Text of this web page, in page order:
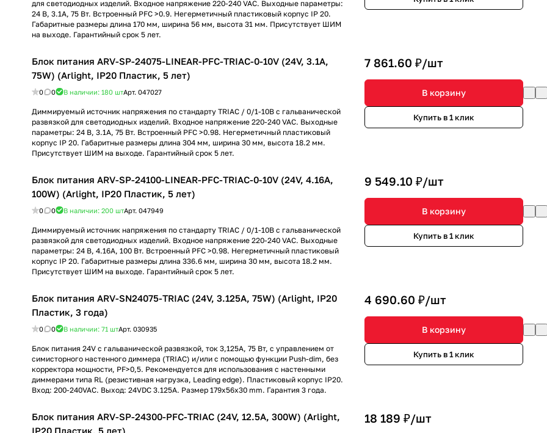
для светодиодных изделий. Входное напряжение 220-240 VAC. Выходные параметры:
24 В, 3.1А, 75 Вт. Встроенный PFC >0.9. Негерметичный пластиковый корпус IP 20.
Габаритные размеры длина 170 мм, ширина 56 мм, высота 31 мм. Присутствует ШИМ
на выходе. Гарантийный срок 5 лет.
Блок питания ARV-SP-24075-LINEAR-PFC-TRIAC-0-10V (24V, 3.1A,
75W) (Arlight, IP20 Пластик, 5 лет)
0 0 В наличии: 180 штАрт. 047027
Диммируемый источник напряжения по стандарту TRIAC / 0/1-10В с гальванической
развязкой для светодиодных изделий. Входное напряжение 220-240 VAC. Выходные
параметры: 24 В, 3.1А, 75 Вт. Встроенный PFC >0.98. Негерметичный пластиковый
корпус IP 20. Габаритные размеры длина 304 мм, ширина 30 мм, высота 18.2 мм.
Присутствует ШИМ на выходе. Гарантийный срок 5 лет.
7 861.60 ₽/шт
В корзину
Купить в 1 клик
Блок питания ARV-SP-24100-LINEAR-PFC-TRIAC-0-10V (24V, 4.16A,
100W) (Arlight, IP20 Пластик, 5 лет)
0 0 В наличии: 200 штАрт. 047949
Диммируемый источник напряжения по стандарту TRIAC / 0/1-10В с гальванической
развязкой для светодиодных изделий. Входное напряжение 220-240 VAC. Выходные
параметры: 24 В, 4.16А, 100 Вт. Встроенный PFC >0.98. Негерметичный пластиковый
корпус IP 20. Габаритные размеры длина 336.6 мм, ширина 30 мм, высота 18.2 мм.
Присутствует ШИМ на выходе. Гарантийный срок 5 лет.
9 549.10 ₽/шт
В корзину
Купить в 1 клик
Блок питания ARV-SN24075-TRIAC (24V, 3.125A, 75W) (Arlight, IP20
Пластик, 3 года)
0 0 В наличии: 71 штАрт. 030935
Блок питания 24V с гальванической развязкой, ток 3,125А, 75 Вт, с управлением от
симисторного настенного диммера (TRIAC) и/или с помощью функции Push-dim, без
корректора мощности, PF>0,5. Рекомендуется для использования с настенными
диммерами типа RL (резистивная нагрузка, Leading edge). Пластиковый корпус IP20.
Вход: 200-240VAC. Выход: 24VDC 3.125A. Размер 179х56х30 mm. Гарантия 3 года.
4 690.60 ₽/шт
В корзину
Купить в 1 клик
Блок питания ARV-SP-24300-PFC-TRIAC (24V, 12.5A, 300W) (Arlight,
IP20 Пластик, 5 лет)
18 189 ₽/шт